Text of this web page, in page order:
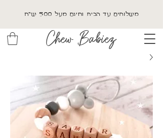
משלוחים עד הבית וחינם מעל 500 ש"ח
Chew Babiez